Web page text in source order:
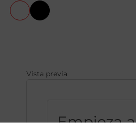
Vista previa
Empieza a